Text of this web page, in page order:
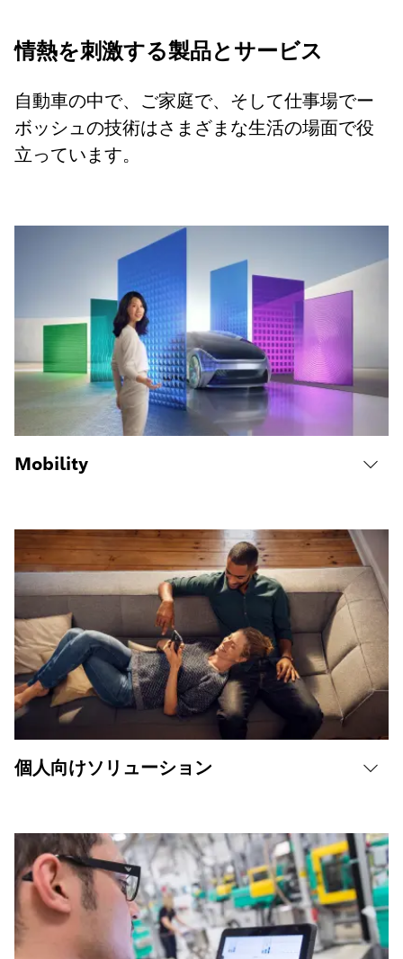
情熱を刺激する製品とサービス
自動車の中で、ご家庭で、そして仕事場でー
ボッシュの技術はさまざまな生活の場面で役
立っています。
Mobility
個人向けソリューション